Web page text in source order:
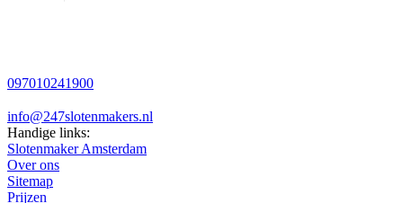
097010241900
info@247slotenmakers.nl
Handige links:
Slotenmaker Amsterdam
Over ons
Sitemap
Prijzen